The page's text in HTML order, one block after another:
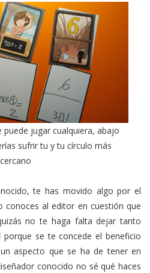
jugar cualquiera, abajo
sufrir tu y tu círculo más
cercano
te has movido algo por el
al editor en cuestión que
no te haga falta dejar tanto
se te concede el beneficio
aspecto que se ha de tener en
conocido no sé qué haces